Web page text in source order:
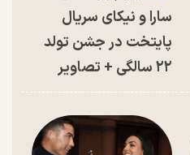
سارا و نیکای سریال
پایتخت در جشن تولد
۲۲ سالگی + تصاویر